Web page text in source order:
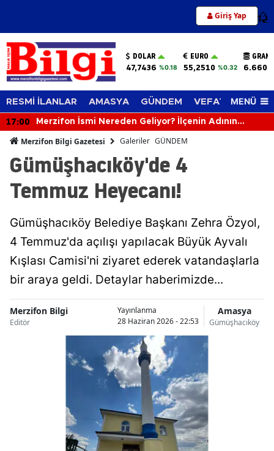
Giriş Yap 12
DOLAR
47,7436 %0.18
EURO
55,2510 %0.32
RESMİ İLANLAR AMASYA GÜNDEM VEFAT EDENLER
MENÜ
16:43 Merzifon’da Soğan Tarlaları Mercek Altında!
Merzifon Bilgi Gazetesi Galeriler GÜNDEM
Gümüşhacıköy'de 4
Temmuz Heyecanı!
Gümüşhacıköy Belediye Başkanı Zehra Özyol,
4 Temmuz'da açılışı yapılacak Büyük Ayvalı
Kışlası Camisi'ni ziyaret ederek vatandaşlarla
bir araya geldi. Detaylar haberimizde...
Merzifon Bilgi
Editör
Yayınlanma
28 Haziran 2026 - 22:53
Amasya
Gümüşhacıköy